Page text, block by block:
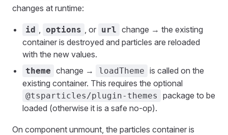
changes at runtime:
id options , or url change → the existing
container is destroyed and particles are reloaded
with the new values.
theme change → loadTheme is called on the
existing container. This requires the optional
@tsparticles/plugin-themes
package to be
loaded (otherwise it is a safe no-op).
On component unmount, the particles container is